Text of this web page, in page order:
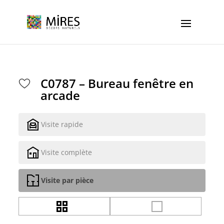
C0787 – Bureau fenêtre en
arcade
Visite rapide
Visite complète
Visite par pièce